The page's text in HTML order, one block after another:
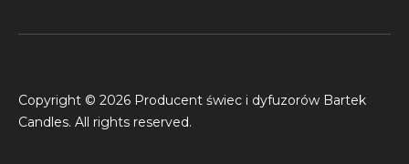
Copyright © 2026 Producent świec i dyfuzorów Bartek
Candles. All rights reserved.